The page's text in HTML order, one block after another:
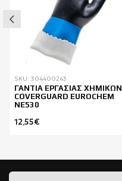
SKU: 304400243
ΓΑΝΤΙΑ ΕΡΓΑΣΙΑΣ ΧΗΜΙΚΩΝ
COVERGUARD EUROCHEM
NE530
12,55€